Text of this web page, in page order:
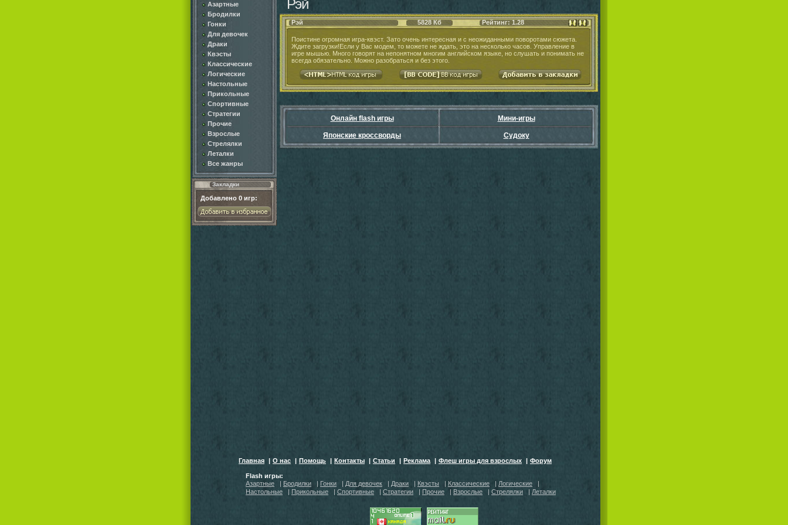
Азартные
Бродилки
Гонки
Для девочек
Драки
Квэсты
Классические
Логические
Настольные
Прикольные
Спортивные
Стратегии
Прочие
Взрослые
Стрелялки
Леталки
Все жанры
Закладки
Добавлено 0 игр:
Рэй
Рэй 5828 Кб Рейтинг: 1.28
Поистине огромная игра-квэст. Зато очень интересная и с неожиданными поворотами сюжета.
Ждите загрузки!Если у Вас модем, то можете не ждать, это на несколько часов. Управление в
игре мышью. Много говорят на непонятном многим английском языке, но слушать и понимать не
всегда обязательно. Можно разобраться и без этого.
Онлайн flash игры Мини-игры
Японские кроссворды Судоку
Главная | О нас | Помощь | Контакты | Статьи | Реклама | Флеш игры для взрослых | Форум
Flash игры:
Азартные
| Бродилки | Гонки | Для девочек | Драки | Квэсты | Классические | Логические
|
Настольные
| Прикольные | Спортивные | Стратегии | Прочие | Взрослые | Стрелялки | Леталки